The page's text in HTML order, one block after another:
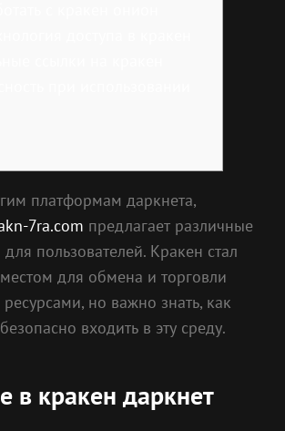
платформам даркнета,
7ra.com предлагает различные
пользователей. Кракен стал
для обмена и торговли
но важно знать, как
входить в эту среду.
в кракен даркнет